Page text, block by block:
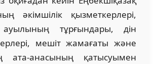
әкімшілік қызметкерлері,
тұрғындары, дін
мешіт жамағаты және
ата-анасының қатысуымен